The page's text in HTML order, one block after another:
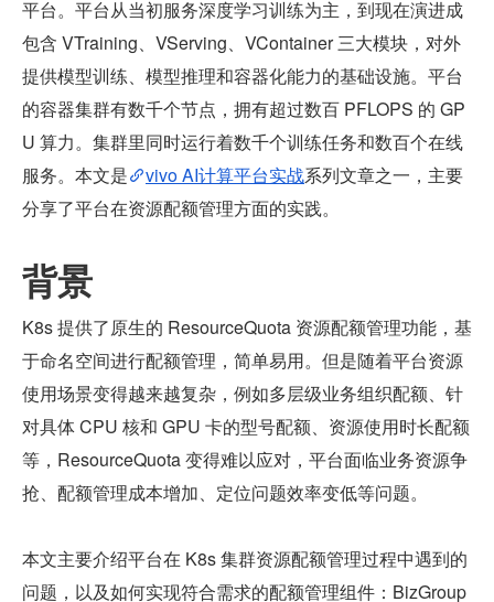
平台。平台从当初服务深度学习训练为主，到现在演进成
包含 VTraining、VServing、VContainer 三大模块，对外
提供模型训练、模型推理和容器化能力的基础设施。平台
的容器集群有数千个节点，拥有超过数百 PFLOPS 的 GP
U 算力。集群里同时运行着数千个训练任务和数百个在线
服务。本文是
vivo AI计算平台实战系列文章之一，主要
分享了平台在资源配额管理方面的实践。
背景
K8s 提供了原生的 ResourceQuota 资源配额管理功能，基
于命名空间进行配额管理，简单易用。但是随着平台资源
使用场景变得越来越复杂，例如多层级业务组织配额、针
对具体 CPU 核和 GPU 卡的型号配额、资源使用时长配额
等，ResourceQuota 变得难以应对，平台面临业务资源争
抢、配额管理成本增加、定位问题效率变低等问题。
本文主要介绍平台在 K8s 集群资源配额管理过程中遇到的
问题，以及如何实现符合需求的配额管理组件：BizGroup